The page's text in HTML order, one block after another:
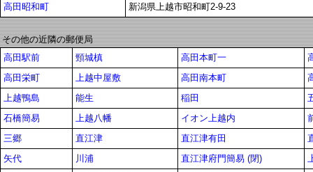
高田昭和町
新潟県上越市昭和町2-9-23
その他の近隣の郵便局
高田駅前
頸城槙 高田本町一
高田栄町
上越中屋敷 高田南本町
上越鴨島
能生 稲田
石橋簡易
上越八幡 イオン上越内
三郷
直江津 直江津有田
矢代
川浦 直江津府門簡易 (閉)